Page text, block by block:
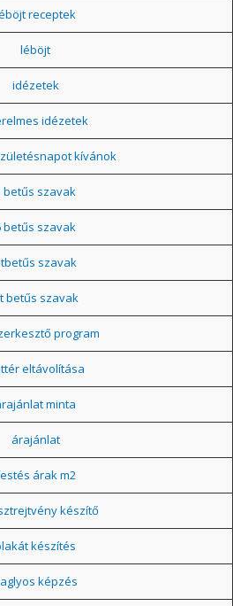
receptek
léböjt
idézetek
idézetek
kívánok
betűs szavak
betűs szavak
szavak
betűs szavak
program
eltávolítása
minta
árajánlat
árak m2
készítő
készítés
képzés